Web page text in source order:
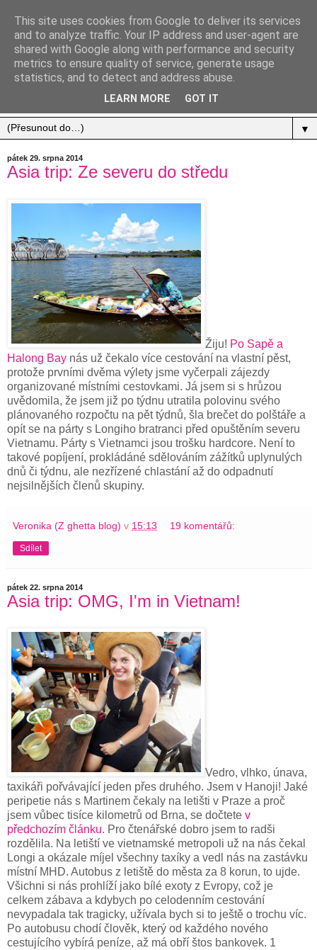
Jídlo, cestování, život.
▼
pátek 29. srpna 2014
Asia trip: Ze severu do středu
Žiju! Po Sapě a
Halong Bay nás už čekalo více cestování na vlastní pěst,
protože prvními dvěma výlety jsme vyčerpali zájezdy
organizované místními cestovkami. Já jsem si s hrůzou
uvědomila, že jsem již po týdnu utratila polovinu svého
plánovaného rozpočtu na pět týdnů, šla brečet do polštáře a
opít se na párty s Longiho bratranci před opuštěním severu
Vietnamu. Párty s Vietnamci jsou trošku hardcore. Není to
takové popíjení, prokládáné sdělováním zážítků uplynulých
dnů či týdnu, ale nezřízené chlastání až do odpadnutí
nejsilnějších členů skupiny.
Veronika (Z ghetta blog) v 15:13 19 komentářů:
Sdílet
pátek 22. srpna 2014
Asia trip: OMG, I'm in Vietnam!
Vedro, vlhko, únava,
taxikáři pořvávající jeden přes druhého. Jsem v Hanoji! Jaké
peripetie nás s Martinem čekaly na letišti v Praze a proč
jsem vůbec tisíce kilometrů od Brna, se dočtete v
předchozím článku. Pro čtenářské dobro jsem to radši
rozdělila. Na letiští ve vietnamské metropoli už na nás čekal
Longi a okázale míjel všechny taxíky a vedl nás na zastávku
místní MHD. Autobus z letiště do města za 8 korun, to ujde.
Všichni si nás prohlíží jako bílé exoty z Evropy, což je
celkem zábava a kdybych po celodenním cestování
nevypadala tak tragicky, užívala bych si to ještě o trochu víc.
Po autobusu chodí člověk, který od každého nového
cestujícího vybírá peníze, až má obří štos bankovek. 1
This site uses cookies from Google to deliver its services
and to analyze traffic. Your IP address and user-agent are
shared with Google along with performance and security
metrics to ensure quality of service, generate usage
statistics, and to detect and address abuse.
LEARN MORE GOT IT